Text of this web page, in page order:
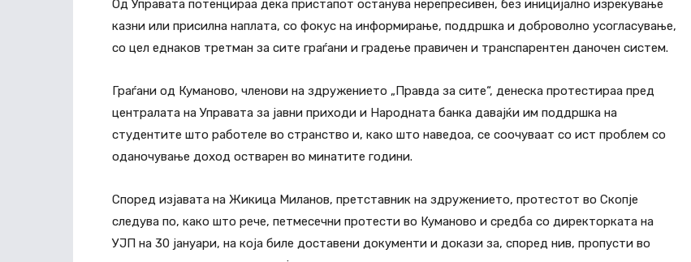
Од Управата потенцираа дека пристапот останува нерепресивен, без иницијално изрекување
казни или присилна наплата, со фокус на информирање, поддршка и доброволно усогласување,
со цел еднаков третман за сите граѓани и градење правичен и транспарентен даночен систем.
Граѓани од Куманово, членови на здружението „Правда за сите“, денеска протестираа пред
централата на Управата за јавни приходи и Народната банка давајќи им поддршка на
студентите што работеле во странство и, како што наведоа, се соочуваат со ист проблем со
оданочување доход остварен во минатите години.
Според изјавата на Жикица Миланов, претставник на здружението, протестот во Скопје
следува по, како што рече, петмесечни протести во Куманово и средба со директорката на
УЈП на 30 јануари, на која биле доставени документи и докази за, според нив, пропусти во